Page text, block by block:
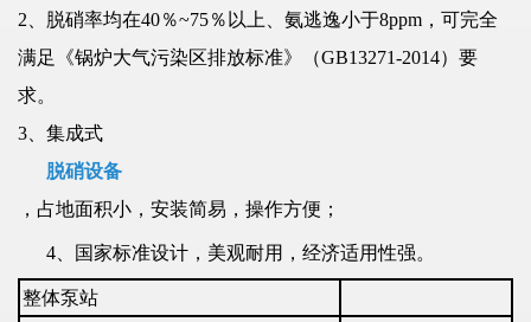
2、脱硝率均在40％~75％以上、氨逃逸小于8ppm，可完全
满足《锅炉大气污染区排放标准》（GB13271-2014）要
求。
3、集成式
脱硝设备
，占地面积小，安装简易，操作方便；
4、国家标准设计，美观耐用，经济适用性强。
整体泵站